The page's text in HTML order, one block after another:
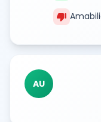
thumb_down
AU